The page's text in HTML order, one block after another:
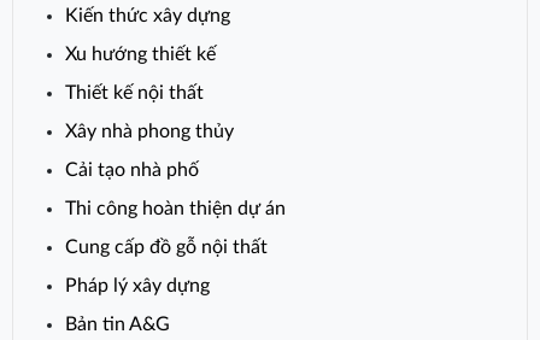
Kiến thức xây dựng
Xu hướng thiết kế
Thiết kế nội thất
Xây nhà phong thủy
Cải tạo nhà phố
Thi công hoàn thiện dự án
Cung cấp đồ gỗ nội thất
Pháp lý xây dựng
Bản tin A&G